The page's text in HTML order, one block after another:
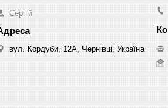
Сергій
вул. Кордуби, 12А, Чернівці, Україна